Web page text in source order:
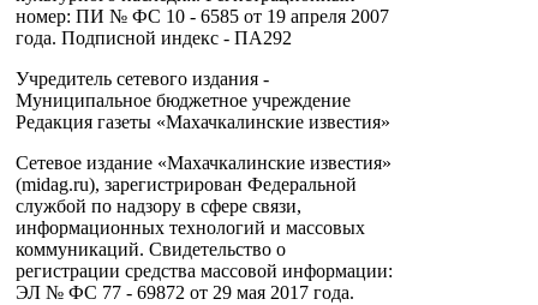
номер: ПИ № ФС 10 - 6585 от 19 апреля 2007
года. Подписной индекс - ПА292
Учредитель сетевого издания -
Муниципальное бюджетное учреждение
Редакция газеты «Махачкалинские известия»
Сетевое издание «Махачкалинские известия»
(midag.ru), зарегистрирован Федеральной
службой по надзору в сфере связи,
информационных технологий и массовых
коммуникаций. Свидетельство о
регистрации средства массовой информации:
ЭЛ № ФС 77 - 69872 от 29 мая 2017 года.